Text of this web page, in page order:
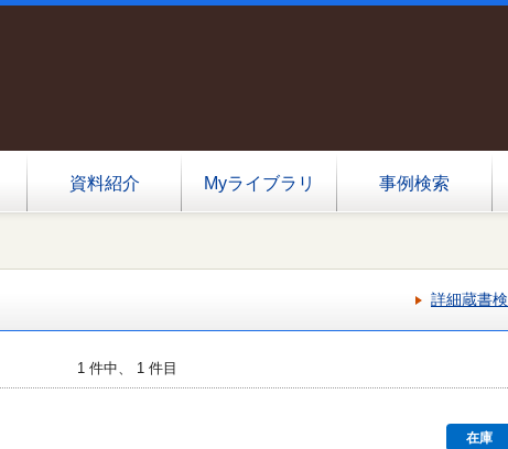
資料紹介 Myライブラリ 事例検索
詳細蔵書
1 件中、 1 件目
在庫